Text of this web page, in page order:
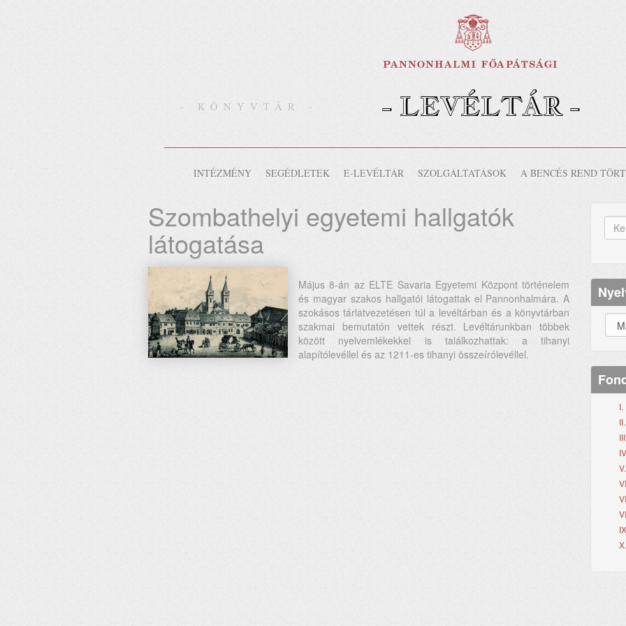
- KÖNYVTÁR - - LEVÉLTÁR -
INTÉZMÉNY SEGÉDLETEK E-LEVÉLTÁR SZOLGÁLTATÁSOK A BENCÉS REND
Szombathelyi egyetemi hallgatók
látogatása
Május 8-án az ELTE Savaria Egyetemi Központ történelem
és magyar szakos hallgatói látogattak el Pannonhalmára. A
szokásos tárlatvezetésen túl a levéltárban és a könyvtárban
szakmai bemutatón vettek részt. Levéltárunkban többek
között nyelvemlékekkel is találkozhattak: a tihanyi
alapítólevéllel és az 1211-es tihanyi összeírólevéllel.